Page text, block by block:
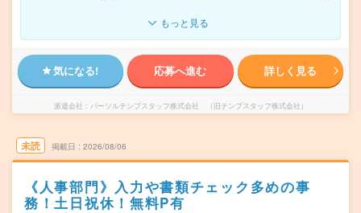
もっと見る
気になる! 応募へ進む 詳しく見る
派遣会社 パーソルテンプスタッフ株式会社 （旧テンプスタッフ株式会社）
未読 掲載日 2026/08/06
《人事部門》入力や書類チェック多めの事
務！土日祝休！無料P有